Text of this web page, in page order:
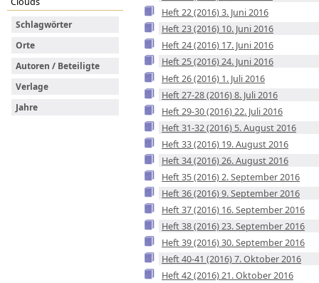
Schlagwörter
Orte
Autoren / Beteiligte
Verlage
Jahre
Heft 22 (2016) 3. Juni 2016
Heft 23 (2016) 10. Juni 2016
Heft 24 (2016) 17. Juni 2016
Heft 25 (2016) 24. Juni 2016
Heft 26 (2016) 1. Juli 2016
Heft 27-28 (2016) 8. Juli 2016
Heft 29-30 (2016) 22. Juli 2016
Heft 31-32 (2016) 5. August 2016
Heft 33 (2016) 19. August 2016
Heft 34 (2016) 26. August 2016
Heft 35 (2016) 2. September 2016
Heft 36 (2016) 9. September 2016
Heft 37 (2016) 16. September 2016
Heft 38 (2016) 23. September 2016
Heft 39 (2016) 30. September 2016
Heft 40-41 (2016) 7. Oktober 2016
Heft 42 (2016) 21. Oktober 2016